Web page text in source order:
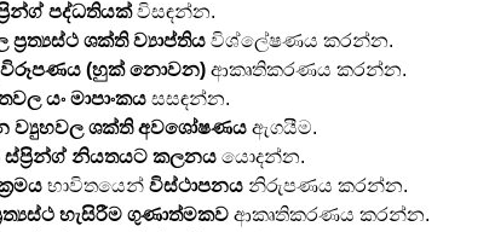
පද්ධතියක් විසඳන්න.
ප්‍රත්‍යස්ථ ශක්ති ව්‍යාප්තිය විශ්ලේෂණය කරන්න.
විරූපණය (හුක් නොවන) ආකෘතිකරණය කරන්න.
යං මාපාංකය සසඳන්න.
ව්‍යුහවල ශක්ති අවශෝෂණය ඇගයීම.
ස්ප්‍රින්ග් නියතයට කලනය යොදන්න.
භාවිතයෙන් විස්ථාපනය නිරුපණය කරන්න.
හැසිරීම ගුණාත්මකව ආකෘතිකරණය කරන්න.